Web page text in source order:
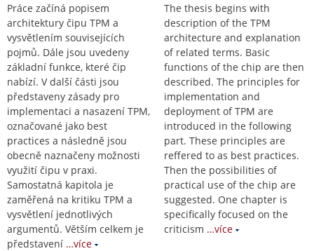
Práce začíná popisem
architektury čipu TPM a
vysvětlením souvisejících
pojmů. Dále jsou uvedeny
základní funkce, které čip
nabízí. V další části jsou
představeny zásady pro
implementaci a nasazení TPM,
označované jako best
practices a následně jsou
obecně naznačeny možnosti
využití čipu v praxi.
Samostatná kapitola je
zaměřená na kritiku TPM a
vysvětlení jednotlivých
argumentů. Větším celkem je
představení …více
The thesis begins with
description of the TPM
architecture and explanation
of related terms. Basic
functions of the chip are then
described. The principles for
implementation and
deployment of TPM are
introduced in the following
part. These principles are
reffered to as best practices.
Then the possibilities of
practical use of the chip are
suggested. One chapter is
specifically focused on the
criticism …více